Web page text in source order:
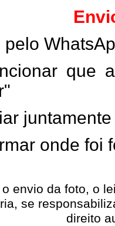
pelo
que
onde foi
o envio da foto, o
se
direito